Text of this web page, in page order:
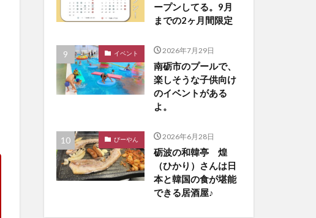
ープンしてる。9月
までの2ヶ月間限定
イベント 2026年7月29日
南砺市のプールで、
楽しそうな子供向け
のイベントがある
よ。
びーやん 2026年6月28日
砺波の和韓亭 煌
（ひかり）さんは日
本と韓国の食が堪能
できる居酒屋♪